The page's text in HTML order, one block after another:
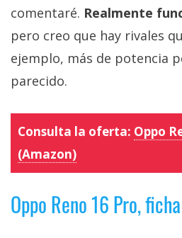
comentaré. Realmente
pero creo que hay rivales
ejemplo, más de potencia
parecido.
Consulta la oferta: Oppo
(Amazon)
Oppo Reno 16 Pro,